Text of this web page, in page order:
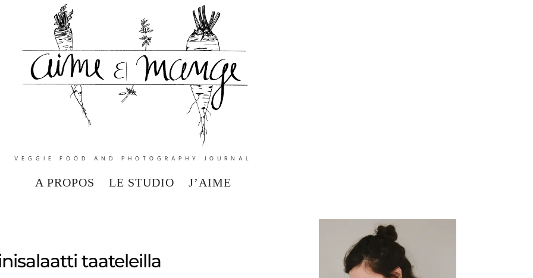
VEGGIE FOOD AND PHOTOGRAPHY JOURNAL
A PROPOS LE STUDIO J’AIME
taateleilla